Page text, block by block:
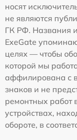
носят
не являются
ГК РФ. Названия
ExeGate
целях — чтобы
которой мы
аффилирована с
знаков и не
ремонтных работ
устройствах,
обороте, в